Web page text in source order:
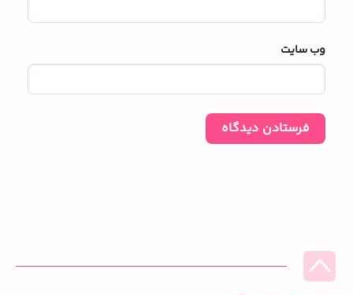
وب‌ سایت